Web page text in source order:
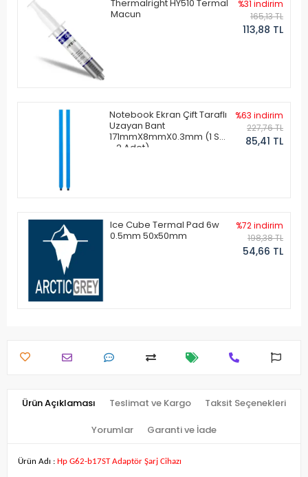
Thermalright HY510 Termal
Macun
%31 indirim
165,13 TL
113,88 TL
Notebook Ekran Çift Taraflı
Uzayan Bant
171mmX8mmX0.3mm (1 Set
- 2 Adet)
%63 indirim
227,76 TL
85,41 TL
Ice Cube Termal Pad 6w
0.5mm 50x50mm
%72 indirim
198,38 TL
54,66 TL
Ürün Açıklaması Teslimat ve Kargo Taksit Seçenekleri
Yorumlar Garanti ve İade
Ürün Adı : Hp G62-b17ST Adaptör Şarj Cihazı